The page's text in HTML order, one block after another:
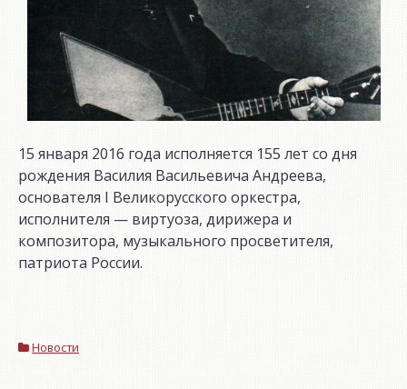
15 января 2016 года исполняется 155 лет со дня
рождения Василия Васильевича Андреева,
основателя I Великорусского оркестра,
исполнителя — виртуоза, дирижера и
композитора, музыкального просветителя,
патриота России.
Новости